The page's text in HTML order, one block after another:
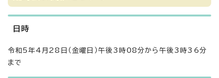
日時
令和5年4月28日（金曜日）午後3時08分から午後3時36分
まで